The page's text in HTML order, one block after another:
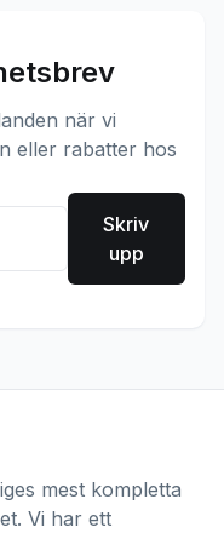
när vi
eller rabatter hos
Skriv
upp
mest kompletta
Vi har ett